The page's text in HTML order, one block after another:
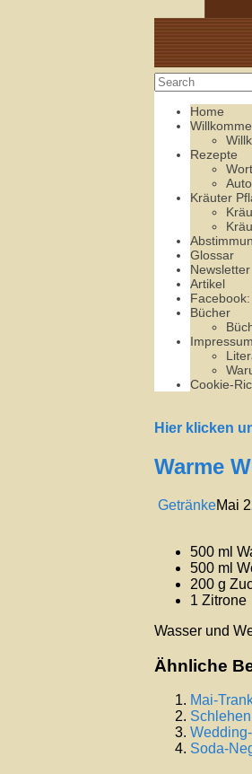
Alte Rezepte
Home
Rezepte
Kräuter
Glossar
Newsletter
Artikel
Bücher
Impressum
Cookie-
Hier klicken
Warme
GetränkeMai
500 ml
500 ml
200 g
1 Zitrone
Wasser und
Ähnliche
Mai-
Soda-